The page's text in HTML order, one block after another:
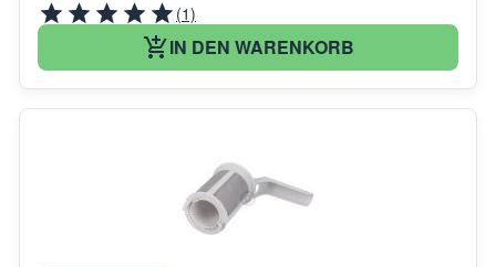
(1)
IN DEN WARENKORB